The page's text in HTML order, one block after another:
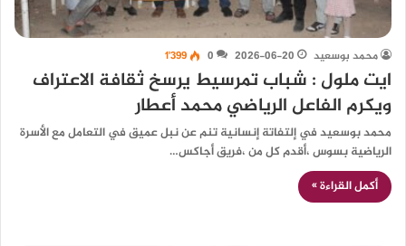
محمد بوسعيد 2026-06-20
0 1٬399
ايت ملول : شباب تمرسيط يرسخ ثقافة الاعتراف
ويكرم الفاعل الرياضي محمد أعطار
محمد بوسعيد في إلتفاتة إنسانية تنم عن نبل عميق في التعامل مع الأسرة
الرياضية بسوس ،أقدم كل من ،فريق أجاكس…
أكمل القراءة »